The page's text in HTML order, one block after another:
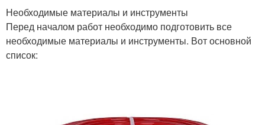
Необходимые материалы и инструменты
Перед началом работ необходимо подготовить все
необходимые материалы и инструменты. Вот основной
список: